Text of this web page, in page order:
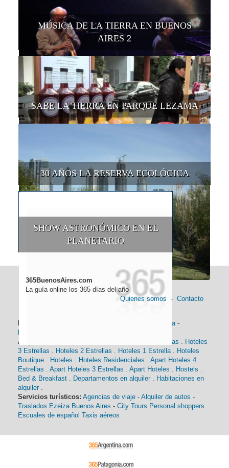
MÚSICA DE LA TIERRA EN BUENOS
AIRES 2
SABE LA TIERRA EN PARQUE LEZAMA
30 AÑOS LA RESERVA ECOLÓGICA
SHOW ASTRONÓMICO EN EL
PLANETARIO
365BuenosAires.com
La guía online los 365 días del año
Quienes somos - Contacto
Historia -
Alojamiento:
Hoteles 4 Estrellas
Hoteles
3 Estrellas
Hoteles 2 Estrellas Hoteles 1 Estrella
Hoteles
Boutique
Hoteles Hoteles Residenciales
Apart Hoteles 4
Estrellas
Apart Hoteles 3 Estrellas Apart Hoteles Hostels
Bed & Breakfast
Departamentos en alquiler
Habitaciones en
alquiler
Servicios turísticos: Agencias de viaje - Alquiler de autos -
Traslados Ezeiza Buenos Aires - City Tours Personal shoppers
Escuales de español Taxis aéreos